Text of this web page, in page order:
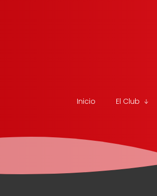
Inicio El Club